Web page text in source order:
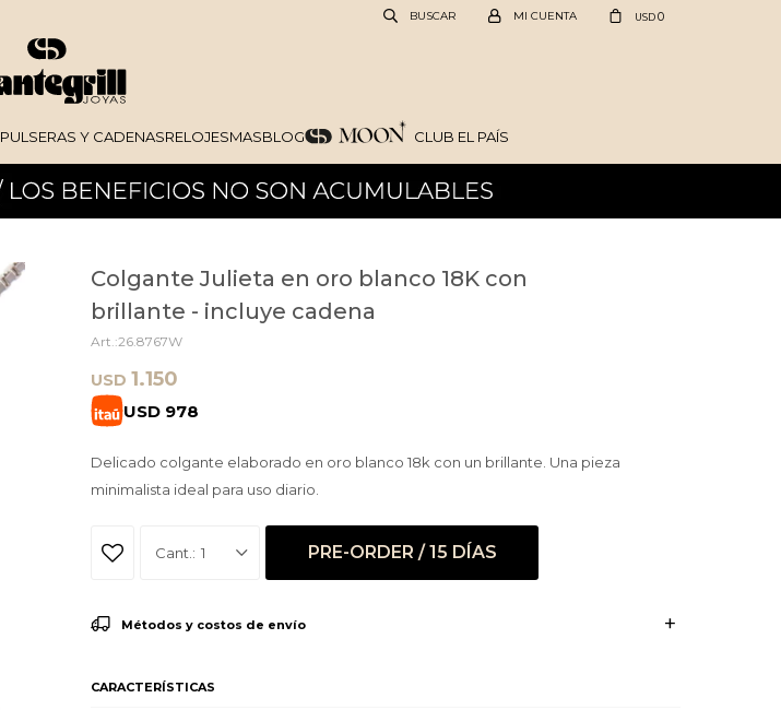
PULSERAS Y CADENASRELOJESMASBLOG CLUB EL PAÍS
USD0
Colgante Julieta en oro blanco 18K con
brillante - incluye cadena
26.8767W
USD 1.150
USD 978
Delicado colgante elaborado en oro blanco 18k con un brillante. Una pieza
minimalista ideal para uso diario.
1 PRE-ORDER / 15 DÍAS
Métodos y costos de envío
CARACTERÍSTICAS